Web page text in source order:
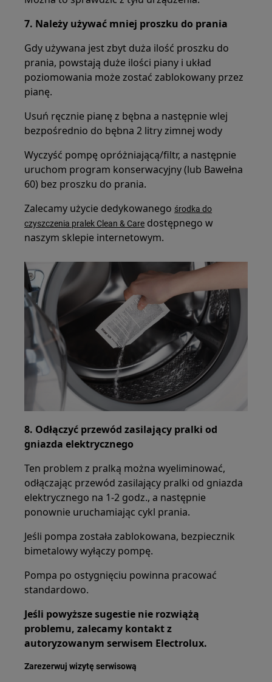
7. Należy używać mniej proszku do prania
Gdy używana jest zbyt duża ilość proszku do
prania, powstają duże ilości piany i układ
poziomowania może zostać zablokowany przez
pianę.
Usuń ręcznie pianę z bębna a następnie wlej
bezpośrednio do bębna 2 litry zimnej wody
Wyczyść pompę opróżniającą/filtr, a następnie
uruchom program konserwacyjny (lub Bawełna
60) bez proszku do prania.
Zalecamy użycie dedykowanego środka do
czyszczenia pralek Clean & Care dostępnego w
naszym sklepie internetowym.
8. Odłączyć przewód zasilający pralki od
gniazda elektrycznego
Ten problem z pralką można wyeliminować,
odłączając przewód zasilający pralki od gniazda
elektrycznego na 1-2 godz., a następnie
ponownie uruchamiając cykl prania.
Jeśli pompa została zablokowana, bezpiecznik
bimetalowy wyłączy pompę.
Pompa po ostygnięciu powinna pracować
standardowo.
Jeśli powyższe sugestie nie rozwiążą
problemu, zalecamy kontakt z
autoryzowanym serwisem Electrolux.
Zarezerwuj wizytę serwisową